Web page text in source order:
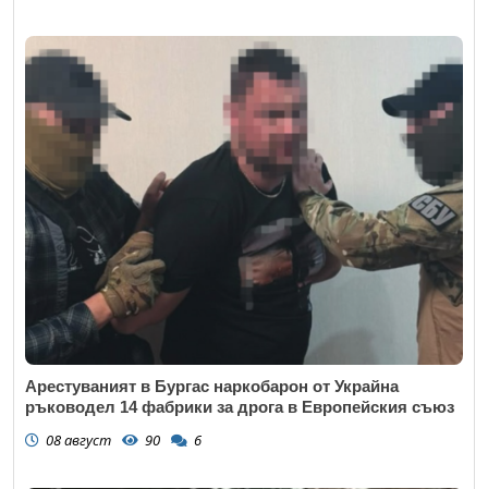
Арестуваният в Бургас наркобарон от Украйна
ръководел 14 фабрики за дрога в Европейския съюз
08 август 90 6